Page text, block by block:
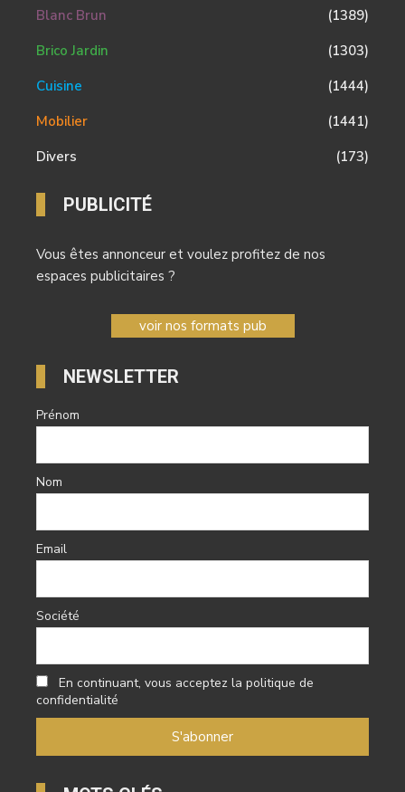
Blanc Brun
(1389)
Brico Jardin
(1303)
Cuisine
(1444)
Mobilier
(1441)
Divers
(173)
PUBLICITÉ
Vous êtes annonceur et voulez profitez de nos
espaces publicitaires ?
voir nos formats pub
NEWSLETTER
Prénom
Nom
Email
Société
En continuant, vous acceptez la politique de
confidentialité